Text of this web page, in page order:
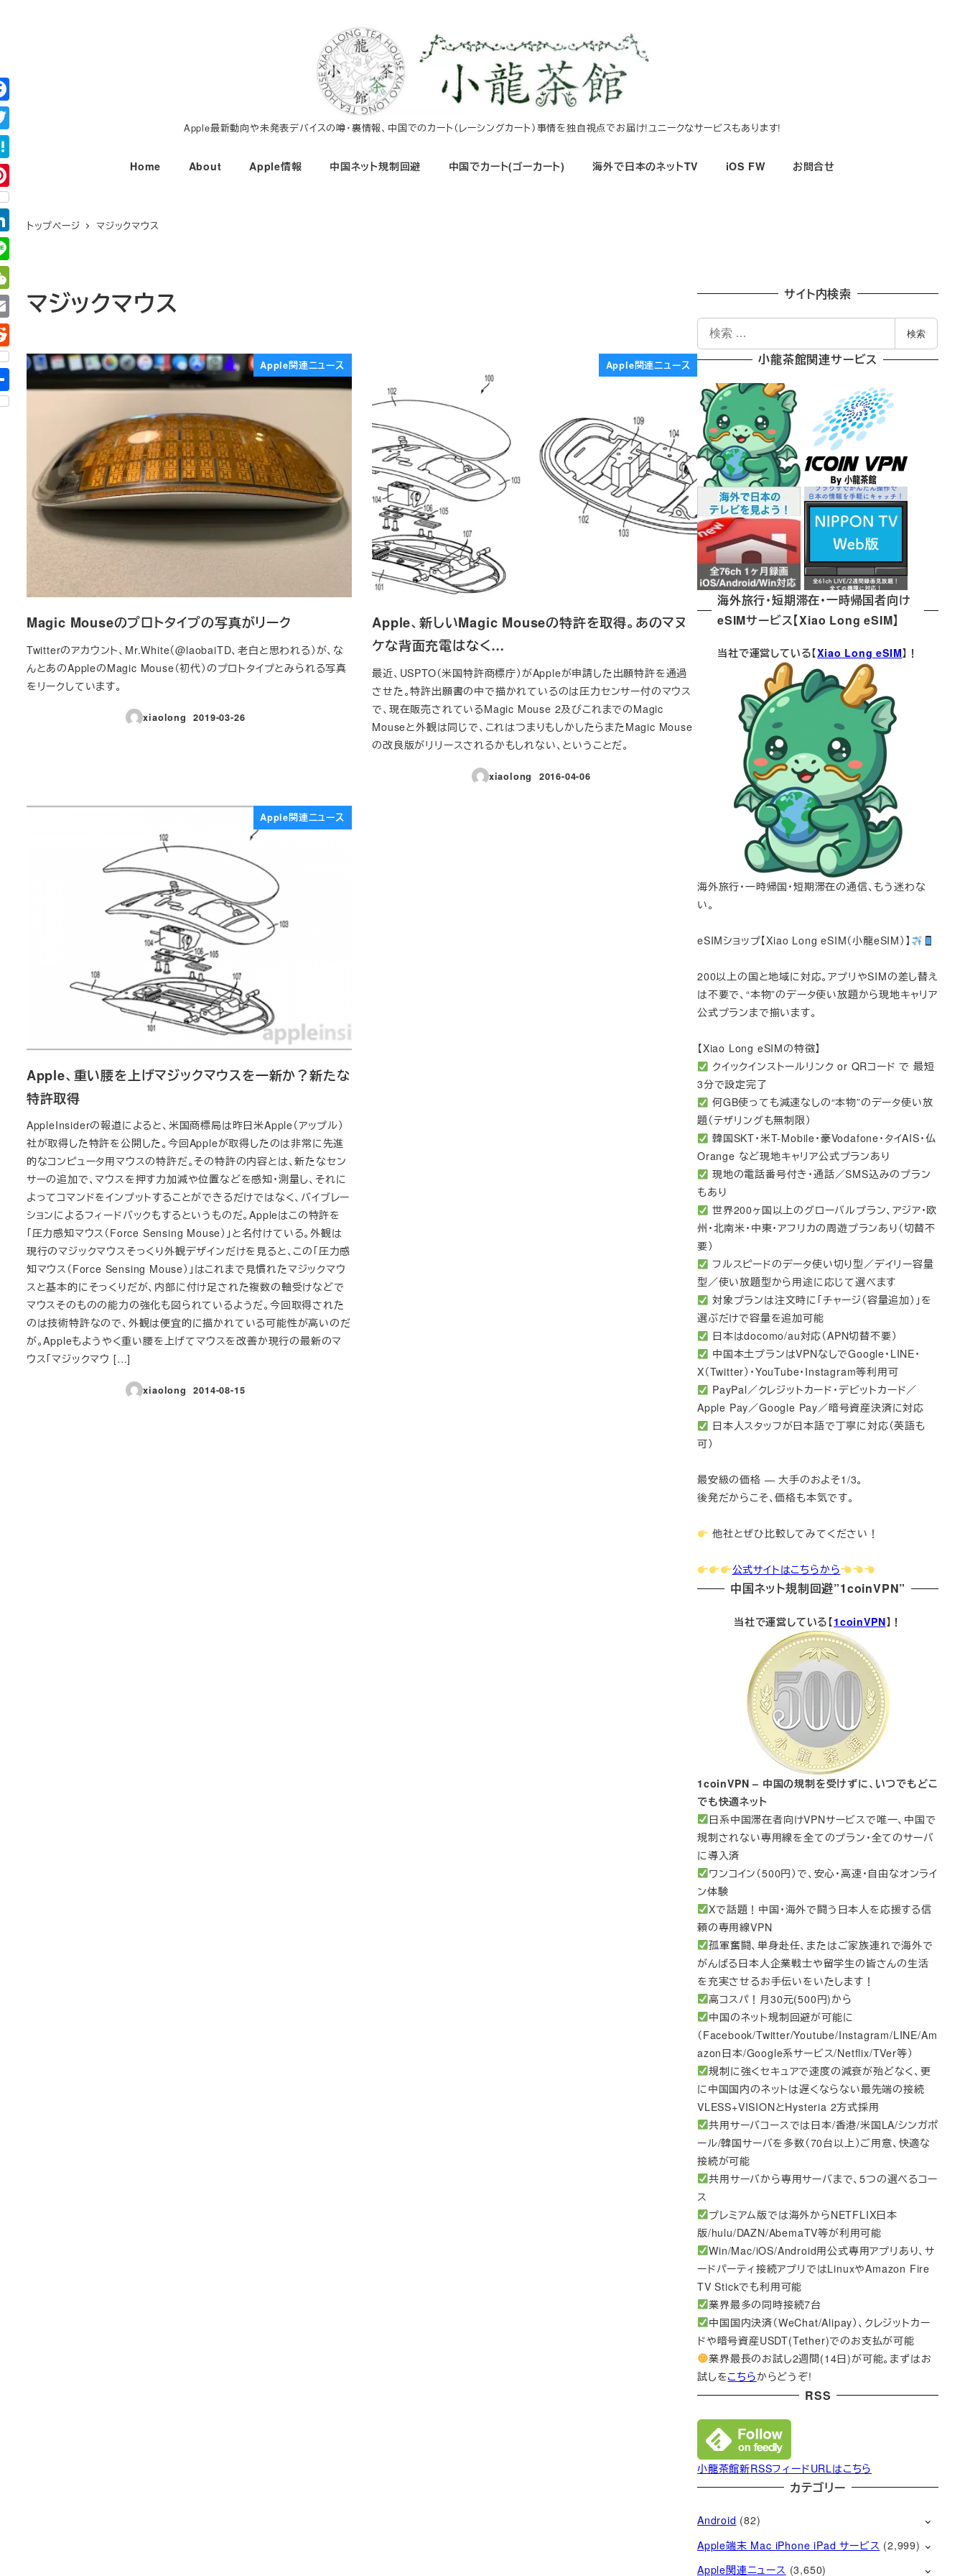
コ
ン
テ
ン
ツ
へ
移
動
Apple最新動向や未発表デバイスの噂・裏情報、中国でのカート（レーシングカート）事情を独自視点でお届け!ユニークなサービスもあります!
Home About Apple情報 中国ネット規制回避 中国でカート(ゴーカート) 海外で日本のネットTV iOS FW お問合せ
トップページ マジックマウス
マジックマウス
Apple関連ニュース
Magic Mouseのプロトタイプの写真がリーク
Twitterのアカウント、Mr.White（@laobaiTD、老白と思われる）が、な
んとあのAppleのMagic Mouse（初代）のプロトタイプとみられる写真
をリークしています。
xiaolong
投稿日
2019-03-26
Apple関連ニュース
Apple、新しいMagic Mouseの特許を取得。あのマヌ
ケな背面充電はなく…
最近、USPTO（米国特許商標庁）がAppleが申請した出願特許を通過
させた。特許出願書の中で描かれているのは圧力センサー付のマウス
で、現在販売されているMagic Mouse 2及びこれまでのMagic
Mouseと外観は同じで、これはつまりもしかしたらまたMagic Mouse
の改良版がリリースされるかもしれない、ということだ。
xiaolong
投稿日
2016-04-06
Apple関連ニュース
Apple、重い腰を上げマジックマウスを一新か？新たな
特許取得
AppleInsiderの報道によると、米国商標局は昨日米Apple（アップル）
社が取得した特許を公開した。今回Appleが取得したのは非常に先進
的なコンピュータ用マウスの特許だ。その特許の内容とは、新たなセン
サーの追加で、マウスを押す力加減や位置などを感知・測量し、それに
よってコマンドをインプットすることができるだけではなく、バイブレー
ションによるフィードバックもするというものだ。Appleはこの特許を
「圧力感知マウス（Force Sensing Mouse）」と名付けている。外観は
現行のマジックマウスそっくり外観デザインだけを見ると、この「圧力感
知マウス（Force Sensing Mouse）」はこれまで見慣れたマジックマウ
スと基本的にそっくりだが、内部に付け足された複数の軸受けなどで
マウスそのものの能力の強化も図られているようだ。今回取得された
のは技術特許なので、外観は便宜的に描かれている可能性が高いのだ
が。Appleもようやく重い腰を上げてマウスを改善か現行の最新のマ
ウス「マジックマウ […]
xiaolong
投稿日
2014-08-15
サイト内検索
索
検索
小龍茶館関連サービス
海外旅行・短期滞在・一時帰国者向け
eSIMサービス【Xiao Long eSIM】
当社で運営している【Xiao Long eSIM】！
海外旅行・一時帰国・短期滞在の通信、もう迷わな
い。
eSIMショップ【Xiao Long eSIM（小龍eSIM）】
200以上の国と地域に対応。アプリやSIMの差し替え
は不要で、“本物”のデータ使い放題から現地キャリア
公式プランまで揃います。
【Xiao Long eSIMの特徴】
クイックインストールリンク or QRコード で 最短
3分で設定完了
何GB使っても減速なしの“本物”のデータ使い放
題（テザリングも無制限）
韓国SKT・米T-Mobile・豪Vodafone・タイAIS・仏
Orange など現地キャリア公式プランあり
現地の電話番号付き・通話／SMS込みのプラン
もあり
世界200ヶ国以上のグローバルプラン、アジア・欧
州・北南米・中東・アフリカの周遊プランあり（切替不
要）
フルスピードのデータ使い切り型／デイリー容量
型／使い放題型から用途に応じて選べます
対象プランは注文時に「チャージ（容量追加）」を
選ぶだけで容量を追加可能
日本はdocomo/au対応（APN切替不要）
中国本土プランはVPNなしでGoogle・LINE・
X（Twitter）・YouTube・Instagram等利用可
PayPal／クレジットカード・デビットカード／
Apple Pay／Google Pay／暗号資産決済に対応
日本人スタッフが日本語で丁寧に対応（英語も
可）
最安級の価格 — 大手のおよそ1/3。
後発だからこそ、価格も本気です。
他社とぜひ比較してみてください！
公式サイトはこちらから
中国ネット規制回避”1coinVPN”
当社で運営している【1coinVPN】！
1coinVPN – 中国の規制を受けずに、いつでもどこ
でも快適ネット
日系中国滞在者向けVPNサービスで唯一、中国で
規制されない専用線を全てのプラン・全てのサーバ
に導入済
ワンコイン（500円）で、安心・高速・自由なオンライ
ン体験
Xで話題！中国・海外で闘う日本人を応援する信
頼の専用線VPN
孤軍奮闘、単身赴任、またはご家族連れで海外で
がんばる日本人企業戦士や留学生の皆さんの生活
を充実させるお手伝いをいたします！
高コスパ！月30元(500円)から
中国のネット規制回避が可能に
（Facebook/Twitter/Youtube/Instagram/LINE/Am
azon日本/Google系サービス/Netflix/TVer等）
規制に強くセキュアで速度の減衰が殆どなく、更
に中国国内のネットは遅くならない最先端の接続
VLESS+VISIONとHysteria 2方式採用
共用サーバコースでは日本/香港/米国LA/シンガポ
ール/韓国サーバを多数（70台以上）ご用意、快適な
接続が可能
共用サーバから専用サーバまで、5つの選べるコー
ス
プレミアム版では海外からNETFLIX日本
版/hulu/DAZN/AbemaTV等が利用可能
Win/Mac/iOS/Android用公式専用アプリあり、サ
ードパーティ接続アプリではLinuxやAmazon Fire
TV Stickでも利用可能
業界最多の同時接続7台
中国国内決済（WeChat/Alipay）、クレジットカー
ドや暗号資産USDT(Tether)でのお支払が可能
業界最長のお試し2週間(14日)が可能。まずはお
試しをこちらからどうぞ!
RSS
小龍茶館新RSSフィードURLはこちら
カテゴリー
Android (82)
Apple端末 Mac iPhone iPad サービス (2,999)
Apple関連ニュース (3,650)